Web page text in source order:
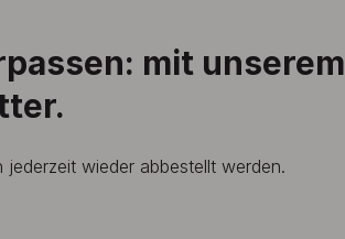
mit unserem
wieder abbestellt werden.